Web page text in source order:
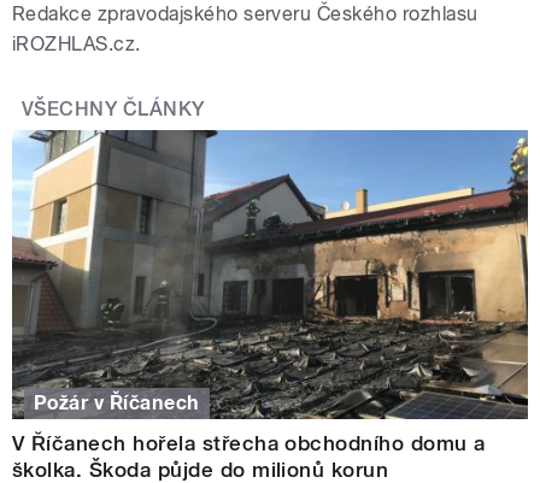
Redakce zpravodajského serveru Českého rozhlasu
iROZHLAS.cz.
VŠECHNY ČLÁNKY
Požár v Říčanech
V Říčanech hořela střecha obchodního domu a
školka. Škoda půjde do milionů korun